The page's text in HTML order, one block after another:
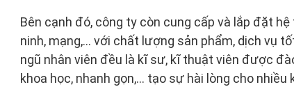
Bên cạnh đó, công ty còn cung cấp và lắp đặt
ninh, mạng,... với chất lượng sản phẩm, dịch vụ
ngũ nhân viên đều là kĩ sư, kĩ thuật viên được
khoa học, nhanh gọn,… tạo sự hài lòng cho